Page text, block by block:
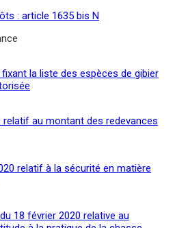
: article 1635 bis N
la liste des espèces de gibier
relatif au montant des redevances
relatif à la sécurité en matière
18 février 2020 relative au